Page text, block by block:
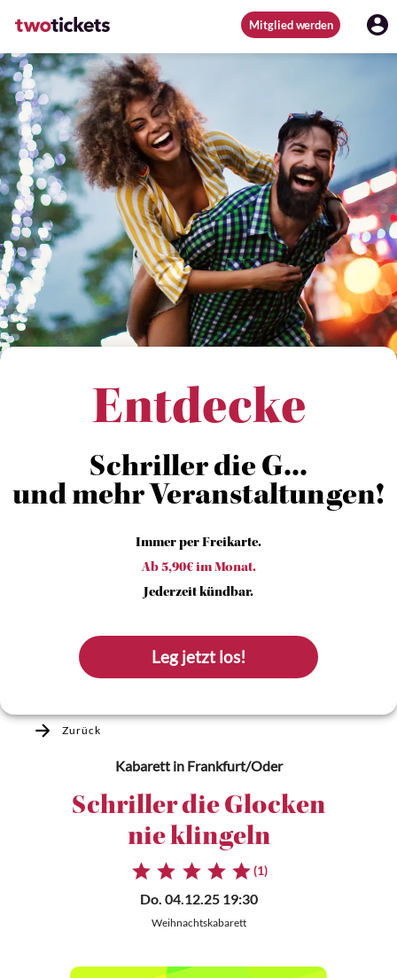
Mitglied werden
Entdecke
Schriller die G...
und mehr Veranstaltungen!
Immer per Freikarte.
Ab 5,90€ im Monat.
Jederzeit kündbar.
Leg jetzt los!
Zurück
Kabarettin Frankfurt/Oder
Schriller die Glocken
nie klingeln
(1)
Do. 04.12.25 19:30
Weihnachtskabarett